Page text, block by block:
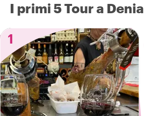
I primi 5 Tour a Denia
1